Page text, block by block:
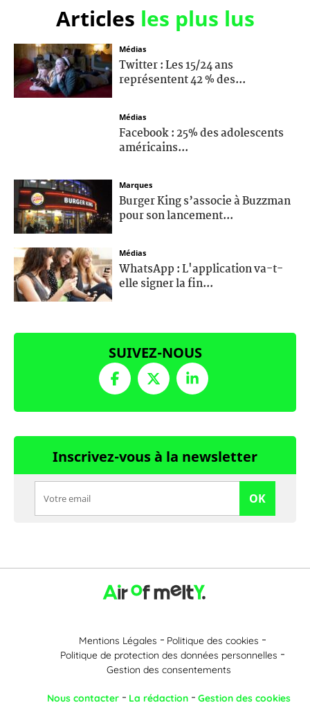
Articles les plus lus
Médias
Twitter : Les 15/24 ans
représentent 42 % des...
Médias
Facebook : 25% des adolescents
américains...
Marques
Burger King s’associe à Buzzman
pour son lancement...
Médias
WhatsApp : L'application va-t-
elle signer la fin...
SUIVEZ-NOUS
Inscrivez-vous à la newsletter
OK
Mentions Légales
Politique des cookies
Politique de protection des données personnelles
Gestion des consentements
Nous contacter La rédaction Gestion des cookies